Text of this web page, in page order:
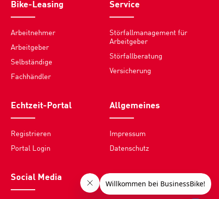
Bike-Leasing
Arbeitnehmer
Arbeitgeber
Selbständige
Fachhändler
Service
Störfallmanagement für
Arbeitgeber
Störfallberatung
Versicherung
Echtzeit-Portal
Registrieren
Portal Login
Allgemeines
Impressum
Datenschutz
Social Media